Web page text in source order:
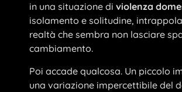
in una situazione di violenza
isolamento e solitudine,
realtà che sembra non lasciare
cambiamento.
Poi accade qualcosa. Un piccolo
una variazione impercettibile del